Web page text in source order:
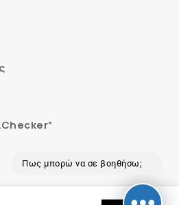
Πως μπορώ να σε βοηθήσω;